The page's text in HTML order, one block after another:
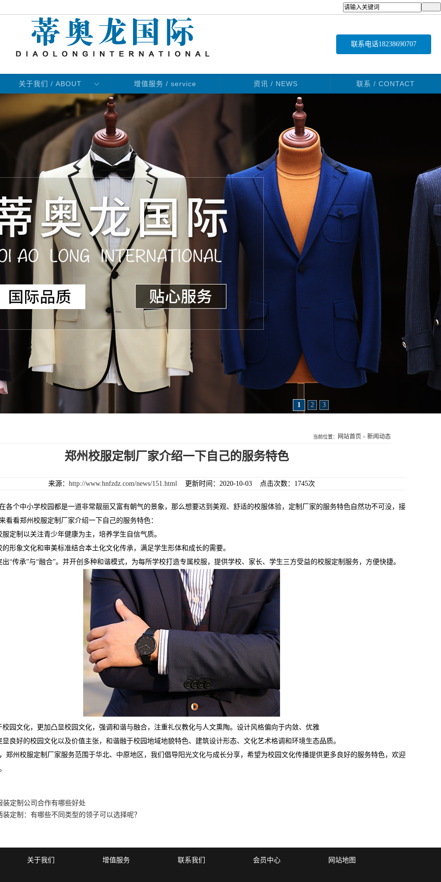
联系电话18238690707
关于我们 / ABOUT 增值服务 / service 资讯 / NEWS 联系 / CONTACT
1 2 3
当前位置： 网站首页 > 新闻动态
郑州校服定制厂家介绍一下自己的服务特色
来源： http://www.hnfzdz.com/news/151.html 更新时间：2020-10-03 点击次数：1745次
中小学校园都是一道非常靓丽又富有朝气的景象，那么想要达到美观、舒适的校服体验，定制厂家的服务特色自然功不可没，接
看看郑州校服定制厂家介绍一下自己的服务特色：
制以关注青少年健康为主，培养学生自信气质。
象文化和审美标准结合本土化文化传承，满足学生形体和成长的需要。
承”与“融合”。并开创多种和谐模式，为每所学校打造专属校服，提供学校、家长、学生三方受益的校服定制服务，方便快捷。
文化，更加凸显校园文化，强调和谐与融合，注重礼仪教化与人文熏陶。设计风格偏向于内敛、优雅
好的校园文化以及价值主张，和谐融于校园地域地貌特色、建筑设计形态、文化艺术格调和环境生态品质。
校服定制厂家服务范围于华北、中原地区，我们倡导阳光文化与成长分享，希望为校园文化传播提供更多良好的服务特色，欢迎
装定制公司合作有哪些好处
装定制：有哪些不同类型的领子可以选择呢？
关于我们 增值服务 联系我们 会员中心 网站地图